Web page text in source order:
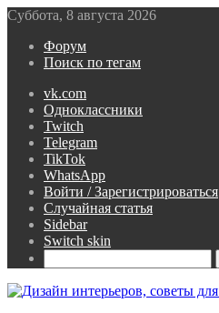
Суббота, 8 августа 2026
Форум
Поиск по тегам
vk.com
Одноклассники
Twitch
Telegram
TikTok
WhatsApp
Войти / Зарегистрироваться
Случайная статья
Sidebar
Switch skin